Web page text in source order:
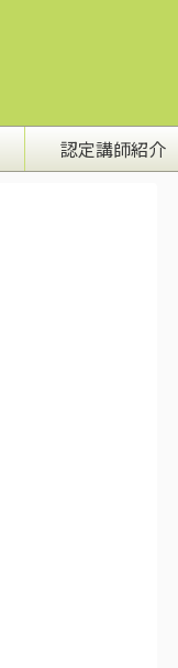
認定講師紹介